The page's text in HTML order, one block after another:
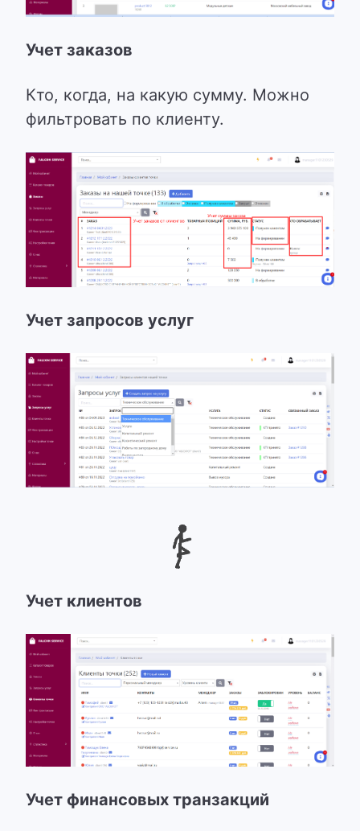
Учет заказов
Кто, когда, на какую сумму. Можно
фильтровать по клиенту.
Учет запросов услуг
Учет клиентов
Учет финансовых транзакций